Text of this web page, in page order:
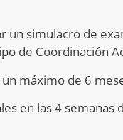
un simulacro de
de Coordinación
máximo de 6
en las 4 semanas